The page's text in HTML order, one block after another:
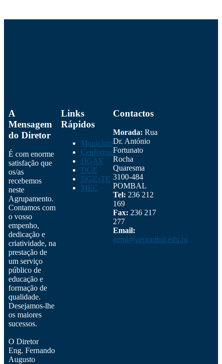
A
Mensagem
do Diretor
É com enorme
satisfação que
os/as
recebemos
neste
Agrupamento.
Contamos com
o vosso
empenho,
dedicação e
criatividade, na
prestação de
um serviço
público de
educação e
formação de
qualidade.
Desejamos-lhe
os maiores
sucessos.
O Diretor
Eng. Fernando
Augusto
Links
Rápidos
Município
Cenformaz
DGAE
DGE
DGEsTE
MEC
Contactos
Morada: Rua
Dr. António
Fortunato
Rocha
Quaresma
3100-484
POMBAL
Tel: 236 212
169
Fax: 236 217
277
Email:
geral@aepombal.edu.pt